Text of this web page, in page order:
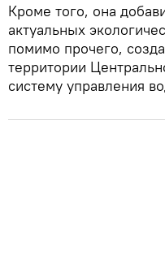
Кроме того, она
актуальных
помимо прочего,
территории
систему управления